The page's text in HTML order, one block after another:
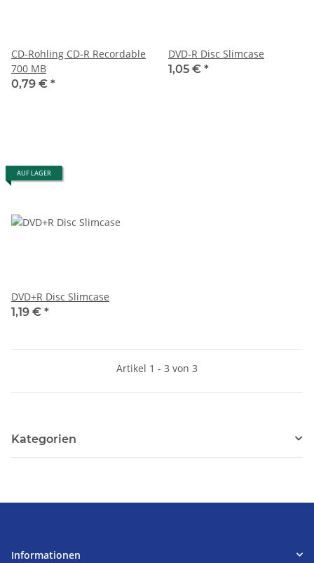
CD-Rohling CD-R Recordable
700 MB
0,79 € *
DVD-R Disc Slimcase
1,05 € *
AUF LAGER
DVD+R Disc Slimcase
1,19 € *
Artikel 1 - 3 von 3
Kategorien
Informationen